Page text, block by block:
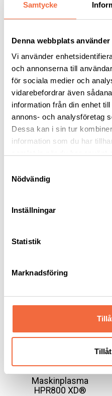
Samtycke
Denna webbplats
Vi använder
och annonserna till
för sociala medier och
vidarebefordrar även
information från din enhet
annons- och analysföretag
Dessa kan i sin tur
information som du har
Nödvändig
Inställningar
Statistik
Marknadsföring
RELATERADE PRODUKTER
FineMarker
Kjellberg
Maskinplasma
HPR800 XD®